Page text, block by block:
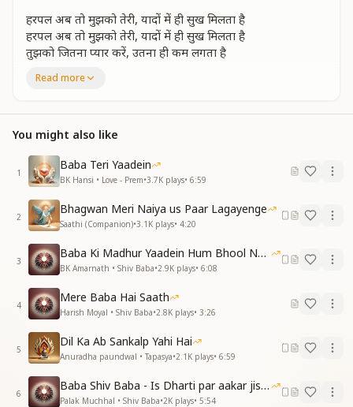
हरपल अब तो मुझको तेरी, यादों में ही सुख मिलता है
हरपल अब तो मुझको तेरी, यादों में ही सुख मिलता है
तुझको जितना प्यार करें, उतना ही कम लगता है
बाबा को याद करें, बाबा से बात करें
जब हम अमृतवेला जागें, मेरा बाबा सामने आये
जब हम अमृतवेला जागें, मेरा बाबा सामने आये
जब हम पलके बंद करें, सपनों में वो मुस्काए
दुनिया की हर एक शय में, तेरा दिदार करें
बाबा को याद करें, बाबा से बात करें
बाबा को याद करें, बाबा से बात करें
फूलों और बहारों से, तूने जीवन मेरा सवांरा है
फूलों और बहारों से, तूने जीवन मेरा सवांरा है
याद तेरी क्यों ना आये, तू लगता हमको प्यारा है
ज्ञान गुणों के खजाने से, हम झोली अपनी भरें
बाबा को याद करें, बाबा से बात करें
बाबा को याद करें, बाबा से बात करें
याद करूँ मैं जितना भी, ये दिल मेरा ना भरे
बाबा को याद करें, बाबा से बात करें
बाबा को याद करें, बाबा से बात करें
Read more
You might also like
1
Baba Teri Yaadein
BK Hansi • Love - Prem•3.7K plays• 6:59
2
Bhagwan Meri Naiya us Paar Lagayenge
Saathi (Companion)•3.1K plays• 4:20
3
Baba Ki Madhur Yaadein Hum Bhool Nahi Paate
BK Amarnath • Shiv Baba•2.9K plays• 6:08
4
Mere Baba Hai Saath
Harish Moyal • Shiv Baba•2.8K plays• 3:26
5
Dil Ka Ab Sankalp Yahi Hai
Anuradha paundwal • Tapasya•2.1K plays• 6:59
6
Baba Shiv Baba - Is Dharti par aakar jisne
Palak Muchhal • Shiv Baba•2K plays• 5:54